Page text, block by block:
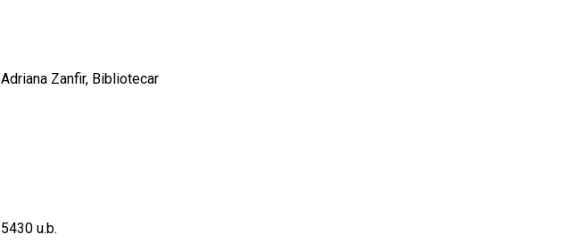
Adriana Zanfir, Bibliotecar
5430 u.b.